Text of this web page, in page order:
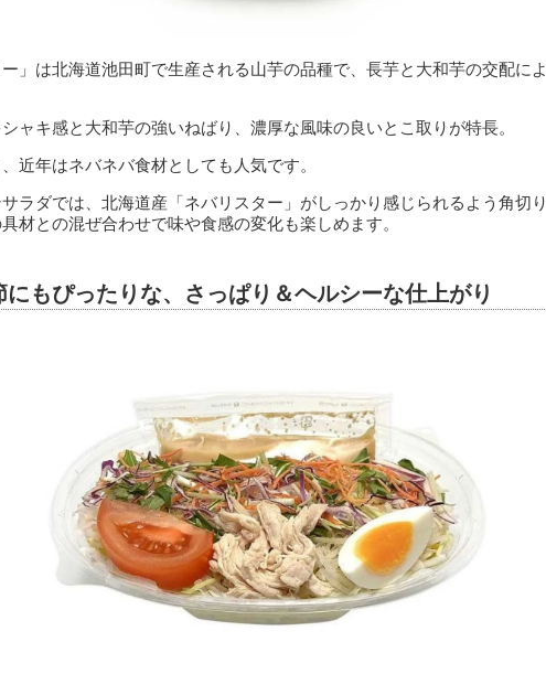
ー」は北海道池田町で生産される山芋の品種で、長芋と大和芋の交配に
ャキ感と大和芋の強いねばり、濃厚な風味の良いとこ取りが特長。
近年はネバネバ食材としても人気です。
ラダでは、北海道産「ネバリスター」がしっかり感じられるよう角切
材との混ぜ合わせで味や食感の変化も楽しめます。
にもぴったりな、さっぱり＆ヘルシーな仕上がり